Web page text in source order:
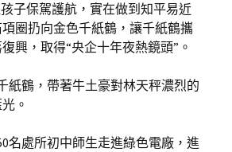
子保駕護航，實在做到知平易近
圈扔向金色千紙鶴，讓千紙鶴攜
興，取得“央企十年夜熱鏡頭”。
紙鶴，帶著牛土豪對林天秤濃烈的
。
名處所初中師生走進綠色電廠，進